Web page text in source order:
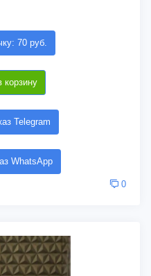
70 руб.
корзину
Telegram
WhatsApp
0